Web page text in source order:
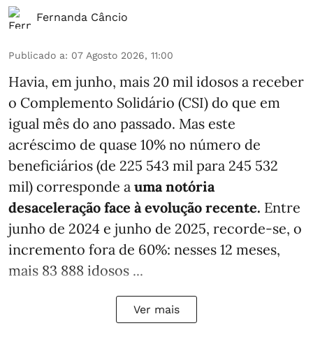
Fernanda Câncio
Publicado a: 07 Agosto 2026, 11:00
Havia, em junho, mais 20 mil idosos a receber
o Complemento Solidário (CSI) do que em
igual mês do ano passado. Mas este
acréscimo de quase 10% no número de
beneficiários (de 225 543 mil para 245 532
mil) corresponde a uma notória
desaceleração face à evolução recente. Entre
junho de 2024 e junho de 2025, recorde-se, o
incremento fora de 60%: nesses 12 meses,
mais 83 888 idosos ...
Ver mais